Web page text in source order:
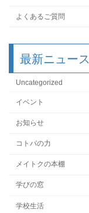
よくあるご質問
最新ニュース
Uncategorized
イベント
お知らせ
コトバの力
メイトクの本棚
学びの窓
学校生活